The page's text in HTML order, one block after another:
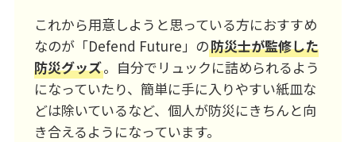
これから用意しようと思っている方におすすめ
なのが「Defend Future」の防災士が監修した
防災グッズ。自分でリュックに詰められるよう
になっていたり、簡単に手に入りやすい紙皿な
どは除いているなど、個人が防災にきちんと向
き合えるようになっています。